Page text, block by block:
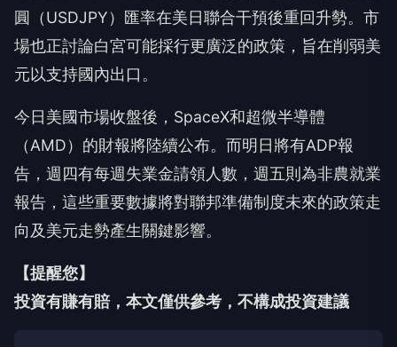
圓（USDJPY）匯率在美日聯合干預後重回升勢。市
場也正討論白宮可能採行更廣泛的政策，旨在削弱美
元以支持國內出口。
今日美國市場收盤後，SpaceX和超微半導體
（AMD）的財報將陸續公布。而明日將有ADP報
告，週四有每週失業金請領人數，週五則為非農就業
報告，這些重要數據將對聯邦準備制度未來的政策走
向及美元走勢產生關鍵影響。
【提醒您】
投資有賺有賠，本文僅供參考，不構成投資建議